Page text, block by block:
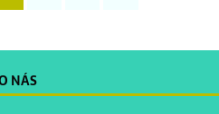
NÁS